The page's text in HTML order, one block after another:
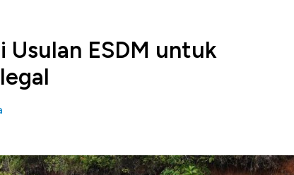
Usulan ESDM untuk